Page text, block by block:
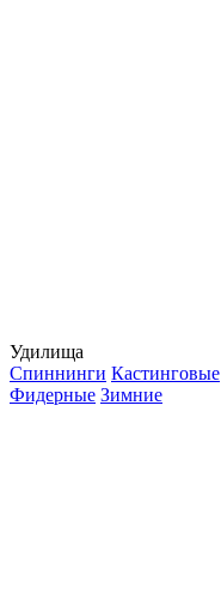
Удилища
Спиннинги Кастинговые
Фидерные Зимние